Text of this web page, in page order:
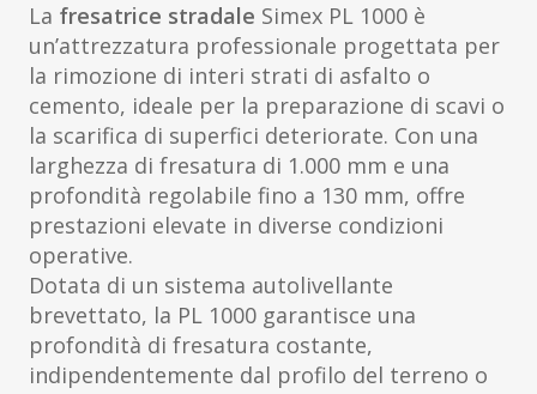
La fresatrice stradale Simex PL 1000 è
un’attrezzatura professionale progettata per
la rimozione di interi strati di asfalto o
cemento, ideale per la preparazione di scavi o
la scarifica di superfici deteriorate. Con una
larghezza di fresatura di 1.000 mm e una
profondità regolabile fino a 130 mm, offre
prestazioni elevate in diverse condizioni
operative.
Dotata di un sistema autolivellante
brevettato, la PL 1000 garantisce una
profondità di fresatura costante,
indipendentemente dal profilo del terreno o